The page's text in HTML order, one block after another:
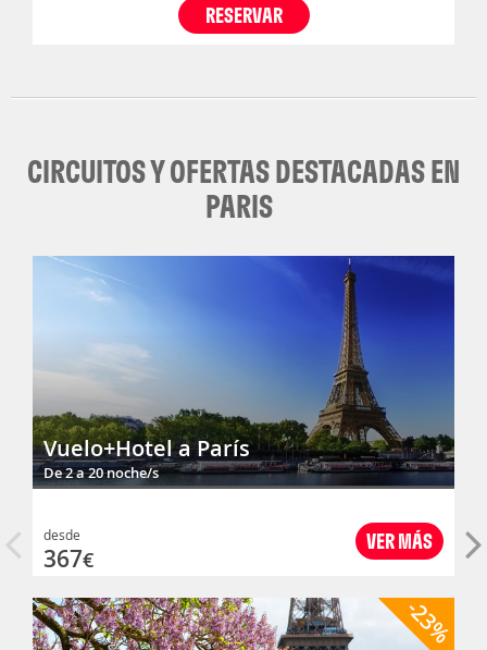
RESERVAR
CIRCUITOS Y OFERTAS DESTACADAS EN
PARIS
Vuelo+Hotel a París
De 2 a 20 noche/s
VER MÁS
desde
367€
-23%